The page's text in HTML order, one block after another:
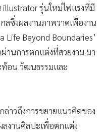
รุ่นใหม่ไฟแรงที่มี
ลซึ่งผลงานภาพวาดเพื่องาน
Life Beyond Boundaries’
านการตกแต่งที่สวยงาม มา
ท้อน วัฒนธรรมและ
าวถึงการขยายแนวคิดของ
ลงานศิลปะเพื่อตกแต่ง